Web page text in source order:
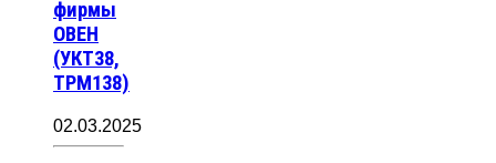
фирмы
ОВЕН
(УКТ38,
ТРМ138)
02.03.2025